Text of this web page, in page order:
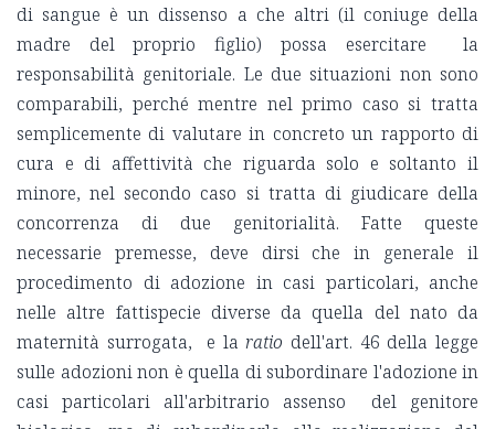
di sangue è un dissenso a che altri (il coniuge della
madre del proprio figlio) possa esercitare la
responsabilità genitoriale. Le due situazioni non sono
comparabili, perché mentre nel primo caso si tratta
semplicemente di valutare in concreto un rapporto di
cura e di affettività che riguarda solo e soltanto il
minore, nel secondo caso si tratta di giudicare della
concorrenza di due genitorialità. Fatte queste
necessarie premesse, deve dirsi che in generale il
procedimento di adozione in casi particolari, anche
nelle altre fattispecie diverse da quella del nato da
maternità surrogata, e laratio dell'art. 46 della legge
sulle adozioni non è quella di subordinare l'adozione in
casi particolari all'arbitrario assenso del genitore